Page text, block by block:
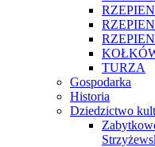
TURZA
Gospodarka
Historia
Dziedzictwo